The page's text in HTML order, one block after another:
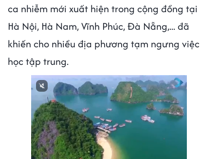
ca nhiễm mới xuất hiện trong cộng đồng tại
Hà Nội, Hà Nam, Vĩnh Phúc, Đà Nẵng,... đã
khiến cho nhiều địa phương tạm ngưng việc
học tập trung.
Next video in 3